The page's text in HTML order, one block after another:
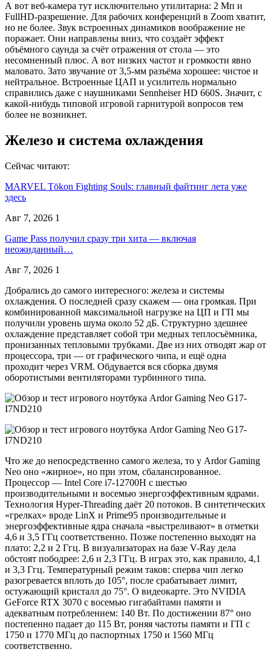
А вот веб-камера тут исключительно утилитарна: 2 Мп и
FullHD-разрешение. Для рабочих конференций в Zoom хватит,
но не более. Звук встроенных динамиков воображение не
поражает. Они направлены вниз, что создаёт эффект
объёмного саунда за счёт отражения от стола — это
несомненный плюс. А вот низких частот и громкости явно
маловато. Зато звучание от 3,5-мм разъёма хорошее: чистое и
нейтральное. Встроенные ЦАП и усилитель нормально
справились даже с наушниками Sennheiser HD 660S. Значит, с
какой-нибудь типовой игровой гарнитурой вопросов тем
более не возникнет.
Железо и система охлаждения
Сейчас читают:
MARVEL Tōkon Fighting Souls: главный файтинг лета уже
здесь
Авг 7, 2026 1
Game Pass получил сразу три хита — включая
неожиданный…
Авг 7, 2026 1
Добрались до самого интересного: железа и системы
охлаждения. О последней сразу скажем — она громкая. При
комбинированной максимальной нагрузке на ЦП и ГП мы
получили уровень шума около 52 дБ. Структурно здешнее
охлаждение представляет собой три медных теплосъёмника,
пронизанных тепловыми трубками. Две из них отводят жар от
процессора, три — от графического чипа, и ещё одна
проходит через VRM. Обдувается вся сборка двумя
оборотистыми вентиляторами турбинного типа.
Что же до непосредственно самого железа, то у Ardor Gaming
Neo оно «жирное», но при этом, сбалансированное.
Процессор — Intel Core i7-12700H с шестью
производительными и восемью энергоэффективным ядрами.
Технология Hyper-Threading даёт 20 потоков. В синтетических
«грелках» вроде LinX и Prime95 производительные и
энергоэффективные ядра сначала «выстреливают» в отметки
4,6 и 3,5 ГГц соответственно. Позже постепенно выходят на
плато: 2,2 и 2 Ггц. В визуализаторах на базе V-Ray дела
обстоят пободрее: 2,6 и 2,3 ГГц. В играх это, как правило, 4,1
и 3,3 Ггц. Температурный режим таков: сперва чип легко
разогревается вплоть до 105°, после срабатывает лимит,
остужающий кристалл до 75°. О видеокарте. Это NVIDIA
GeForce RTX 3070 с восемью гигабайтами памяти и
адекватным потреблением: 140 Вт. По достижении 87° оно
постепенно падает до 115 Вт, роняя частоты памяти и ГП с
1750 и 1770 МГц до паспортных 1750 и 1560 МГц
соответственно.